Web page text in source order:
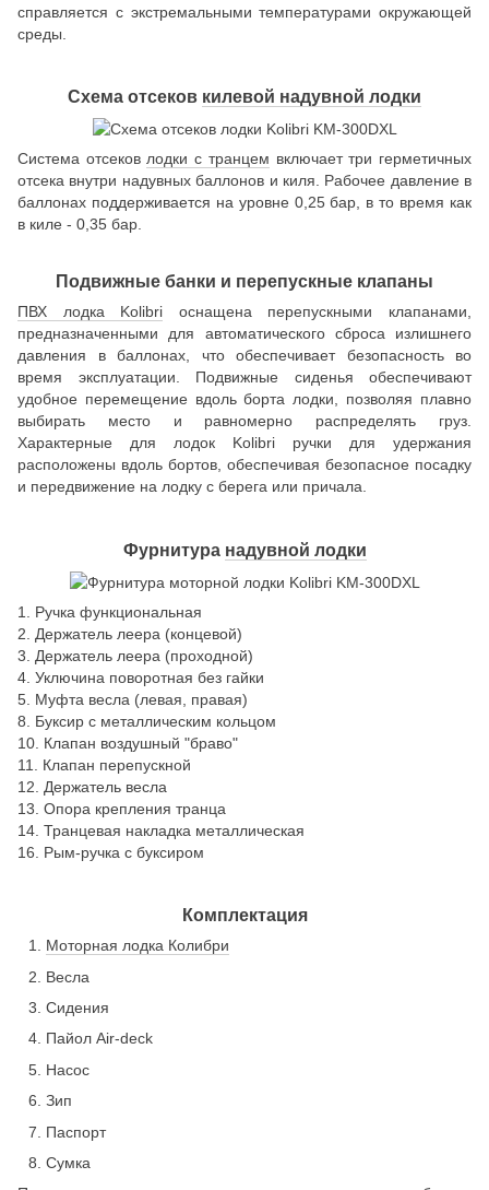
справляется с экстремальными температурами окружающей
среды.
Схема отсеков килевой надувной лодки
Система отсеков лодки с транцем включает три герметичных
отсека внутри надувных баллонов и киля. Рабочее давление в
баллонах поддерживается на уровне 0,25 бар, в то время как
в киле - 0,35 бар.
Подвижные банки и перепускные клапаны
ПВХ лодка Kolibri оснащена перепускными клапанами,
предназначенными для автоматического сброса излишнего
давления в баллонах, что обеспечивает безопасность во
время эксплуатации. Подвижные сиденья обеспечивают
удобное перемещение вдоль борта лодки, позволяя плавно
выбирать место и равномерно распределять груз.
Характерные для лодок Kolibri ручки для удержания
расположены вдоль бортов, обеспечивая безопасное посадку
и передвижение на лодку с берега или причала.
Фурнитура надувной лодки
1. Ручка функциональная
2. Держатель леера (концевой)
3. Держатель леера (проходной)
4. Уключина поворотная без гайки
5. Муфта весла (левая, правая)
8. Буксир с металлическим кольцом
10. Клапан воздушный "браво"
11. Клапан перепускной
12. Держатель весла
13. Опора крепления транца
14. Транцевая накладка металлическая
16. Рым-ручка с буксиром
Комплектация
Моторная лодка Колибри
Весла
Сидения
Пайол Air-deck
Насос
Зип
Паспорт
Сумка